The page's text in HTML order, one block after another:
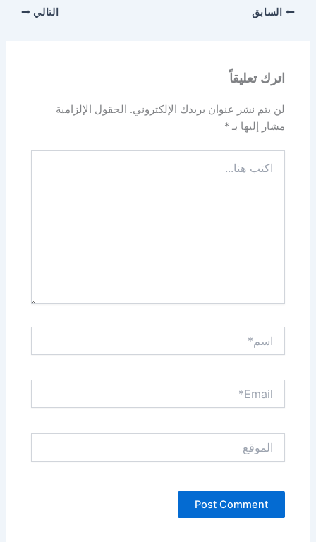
السابق التالي
اترك تعليقاً
لن يتم نشر عنوان بريدك الإلكتروني. الحقول الإلزامية
مشار إليها بـ*
هنا...